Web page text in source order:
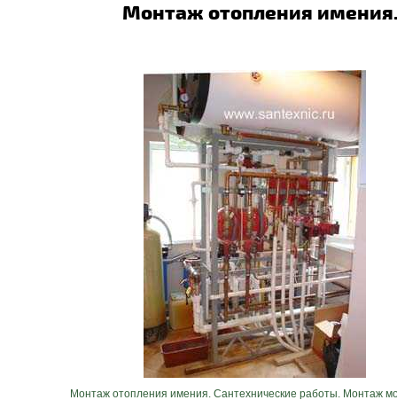
Монтаж отопления
Монтаж отопления имения. Сантехнические работы. Монтаж